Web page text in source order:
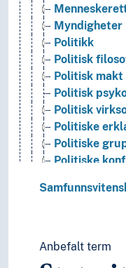
Myndigheter
Politikk
Politisk
Politisk makt
Politisk
Politisk
Politiske
Politiske
Politiske
Politiske
Sikkerhet
Anbefalt term